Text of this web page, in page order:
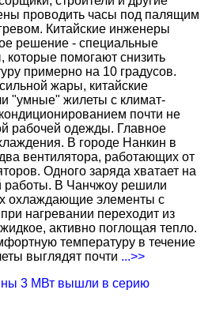
проводить часы под палящим
Китайские инженеры
решение - специальные
помогают снизить
примерно на 10 градусов.
жары, китайские
"умные" жилеты с климат-
почти не
рабочей одежды. Главное
В городе Нанкин в
вентилятора, работающих от
Одного заряда хватает на
работы. В Чанчжоу решили
охлаждающие элементы с
нагревании переходит из
активно поглощая тепло.
температуру в течение
выглядят почти ...>>
3 МВт вышли в серию